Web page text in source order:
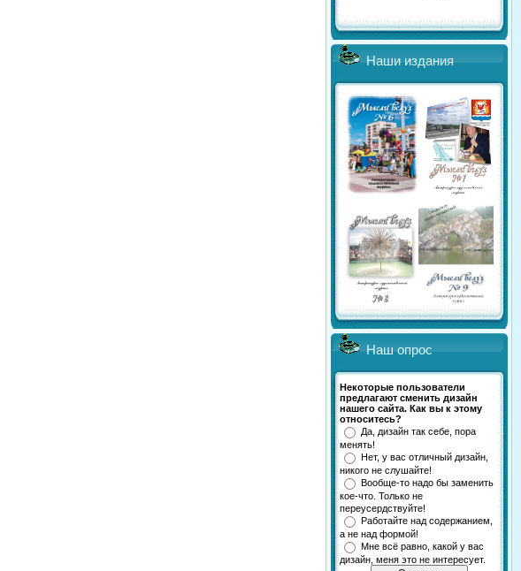
Наши издания
Наш опрос
Некоторые пользователи
предлагают сменить дизайн
нашего сайта. Как вы к этому
относитесь?
Да, дизайн так себе, пора
менять!
Нет, у вас отличный дизайн,
никого не слушайте!
Вообще-то надо бы заменить
кое-что. Только не
переусердствуйте!
Работайте над содержанием,
а не над формой!
Мне всё равно, какой у вас
дизайн, меня это не интересует.